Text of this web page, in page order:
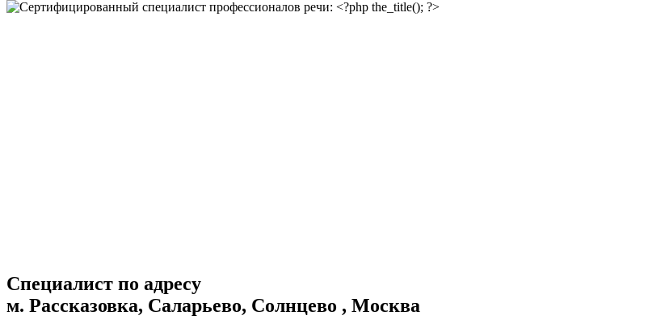
Специалист по адресу
м. Рассказовка, Саларьево, Солнцево , Москва